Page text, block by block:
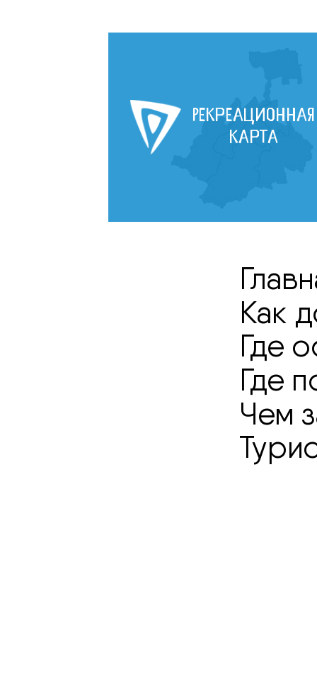
Рекреационная
карта
Как
Где
Где
Чем